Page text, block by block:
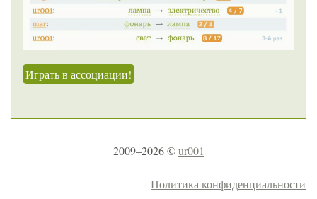
Играть в ассоциации!
2009–2026 ©ur001
Политика конфиденциальности